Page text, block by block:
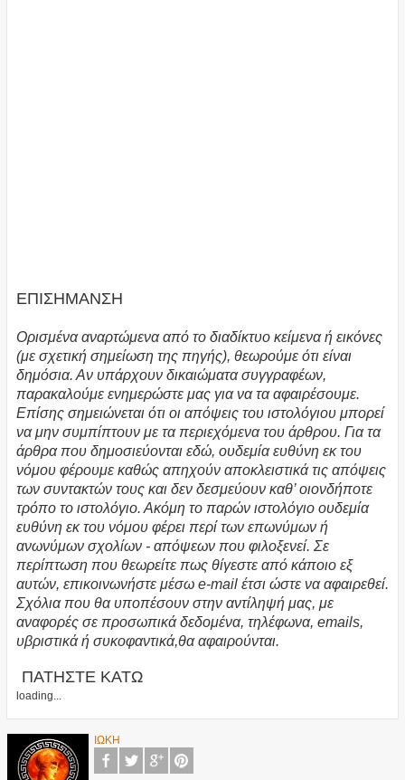
ΕΠΙΣΗΜΑΝΣΗ
Ορισμένα αναρτώμενα από το διαδίκτυο κείμενα ή εικόνες
(με σχετική σημείωση της πηγής), θεωρούμε ότι είναι
δημόσια. Αν υπάρχουν δικαιώματα συγγραφέων,
παρακαλούμε ενημερώστε μας για να τα αφαιρέσουμε.
Επίσης σημειώνεται ότι οι απόψεις του ιστολόγιου μπορεί
να μην συμπίπτουν με τα περιεχόμενα του άρθρου. Για τα
άρθρα που δημοσιεύονται εδώ, ουδεμία ευθύνη εκ του
νόμου φέρουμε καθώς απηχούν αποκλειστικά τις απόψεις
των συντακτών τους και δεν δεσμεύουν καθ’ οιονδήποτε
τρόπο το ιστολόγιο. Ακόμη το παρών ιστολόγιο ουδεμία
ευθύνη εκ του νόμου φέρει περί των επωνύμων ή
ανωνύμων σχολίων - απόψεων που φιλοξενεί. Σε
περίπτωση που θεωρείτε πως θίγεστε από κάποιο εξ
αυτών, επικοινωνήστε μέσω e-mail έτσι ώστε να αφαιρεθεί.
Σχόλια που θα υποπέσουν στην αντίληψή μας, με
αναφορές σε προσωπικά δεδομένα, τηλέφωνα, emails,
υβριστικά ή συκοφαντικά,θα αφαιρούνται.
ΠΑΤΗΣΤΕ ΚΑΤΩ
loading...
ΙΩΚΗ